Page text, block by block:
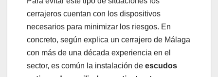
cerrajeros cuentan con los dispositivos
necesarios para minimizar los riesgos. En
concreto, según explica un cerrajero de Málaga
con más de una década experiencia en el
sector, es común la instalación de escudos